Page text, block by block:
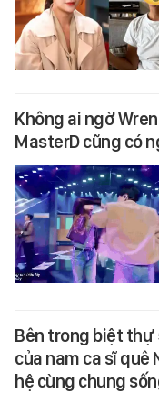
Không ai ngờ
MasterD cũng có
Bên trong biệt
của nam ca sĩ quê
hệ cùng chung